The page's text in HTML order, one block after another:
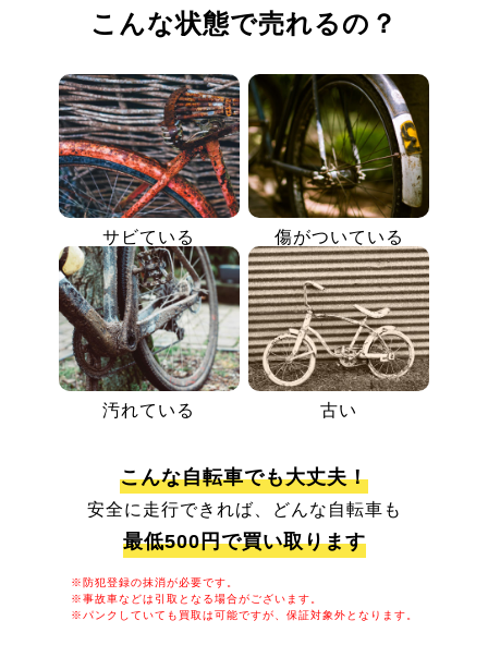
こんな状態で売れるの？
サビている 傷がついている
汚れている 古い
こんな自転車でも大丈夫！
安全に走行できれば、どんな自転車も
最低500円で買い取ります
※防犯登録の抹消が必要です。
※事故車などは引取となる場合がございます。
※パンクしていても買取は可能ですが、保証対象外となります。